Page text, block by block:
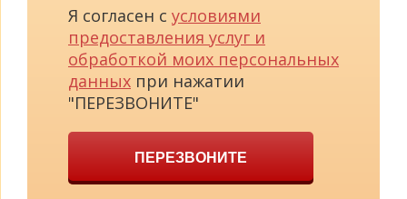
Я согласен с условиями
предоставления услуг и
обработкой моих персональных
данных при нажатии
"ПЕРЕЗВОНИТЕ"
ПЕРЕЗВОНИТЕ